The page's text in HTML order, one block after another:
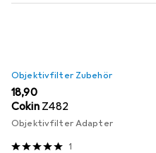
Objektivfilter Zubehör
EUR
18,90
Cokin Z482
Objektivfilter Adapter
1